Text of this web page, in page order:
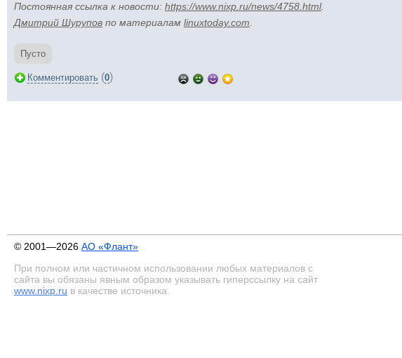
Постоянная ссылка к новости: https://www.nixp.ru/news/4758.html.
Дмитрий Шурупов по материалам linuxtoday.com
Пусто
Комментировать (0)
© 2001—2026 АО «Флант»
При полном или частичном использовании любых материалов с
сайта вы обязаны явным образом указывать гиперссылку на сайт
www.nixp.ru в качестве источника.